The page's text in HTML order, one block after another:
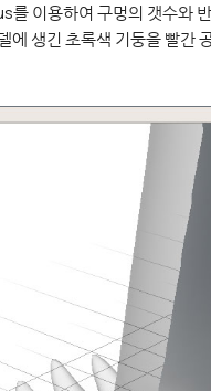
이용하여 구멍의 갯수와
에 생긴 초록색 기둥을 빨간